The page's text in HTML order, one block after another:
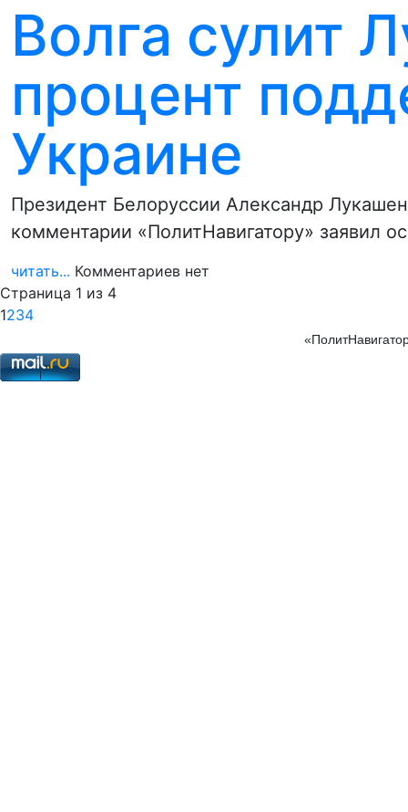
Волга сулит
процент
Украине
Президент Белоруссии Александр
комментарии «ПолитНавигатору» заявил
читать... Комментариев нет
Страница 1 из 4
1234